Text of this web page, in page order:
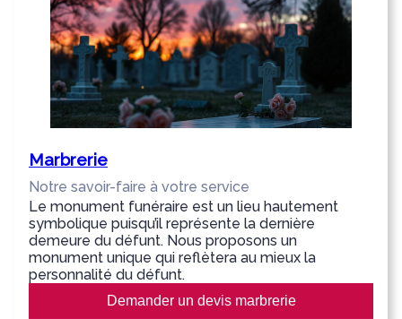
Marbrerie
Notre savoir-faire à votre service
Le monument funéraire est un lieu hautement
symbolique puisqu’il représente la dernière
demeure du défunt. Nous proposons un
monument unique qui reflètera au mieux la
personnalité du défunt.
Demander un devis marbrerie